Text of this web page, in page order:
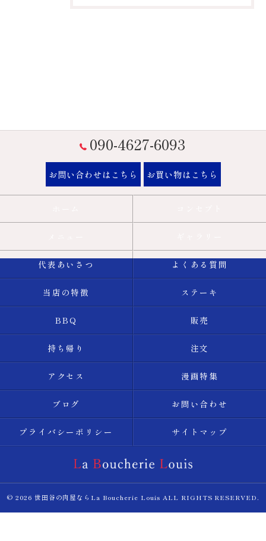
090-4627-6093
お問い合わせはこちら お買い物はこちら
代表あいさつ よくある質問
当店の特徴 ステーキ
BBQ 販売
持ち帰り 注文
アクセス 漫画特集
ブログ お問い合わせ
プライバシーポリシー サイトマップ
© 2026 世田谷の肉屋ならLa Boucherie Louis ALL RIGHTS RESERVED.